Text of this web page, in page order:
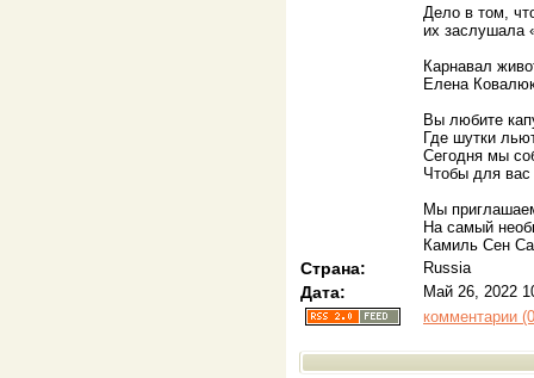
Дело в том,
их заслушала
Карнавал
Елена
Вы любите
Где шутки
Сегодня мы
Чтобы для вас
Мы
На самый
Камиль Сен
Страна: Russia
Дата:
Май 26, 2022
комментарии